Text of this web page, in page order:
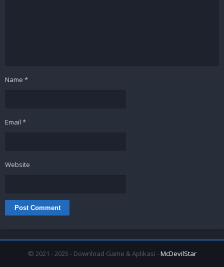
Name *
Email *
Website
© 2021 - 2025 - Download Game & Aplikasi -McDevilStar